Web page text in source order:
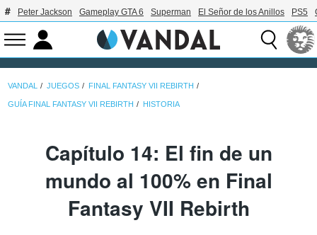
Peter Jackson Gameplay GTA 6 Superman El Señor de los Anillos PS5
VANDAL JUEGOS FINAL FANTASY VII REBIRTH
GUÍA FINAL FANTASY VII REBIRTH HISTORIA
Capítulo 14: El fin de un
mundo al 100% en Final
Fantasy VII Rebirth